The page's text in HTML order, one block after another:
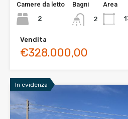
Camere da letto
2
Bagni
2
Area
Vendita
€328.000,00
In evidenza